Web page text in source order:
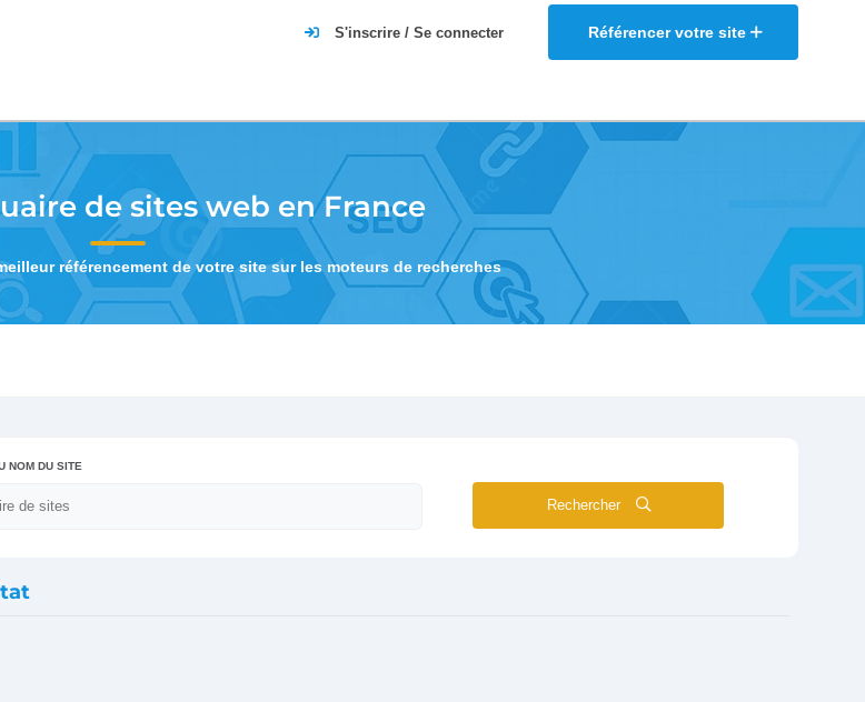
Référencer votre site
S'inscrire / Se connecter
de sites web en France
référencement de votre site sur les moteurs de recherches
NOM DU SITE
Rechercher